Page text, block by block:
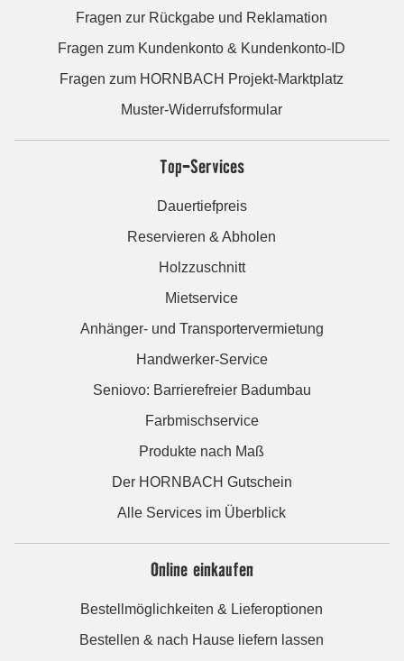
Fragen zur Rückgabe und Reklamation
Fragen zum Kundenkonto & Kundenkonto-ID
Fragen zum HORNBACH Projekt-Marktplatz
Muster-Widerrufsformular
Top-Services
Dauertiefpreis
Reservieren & Abholen
Holzzuschnitt
Mietservice
Anhänger- und Transportervermietung
Handwerker-Service
Seniovo: Barrierefreier Badumbau
Farbmischservice
Produkte nach Maß
Der HORNBACH Gutschein
Alle Services im Überblick
Online einkaufen
Bestellmöglichkeiten & Lieferoptionen
Bestellen & nach Hause liefern lassen